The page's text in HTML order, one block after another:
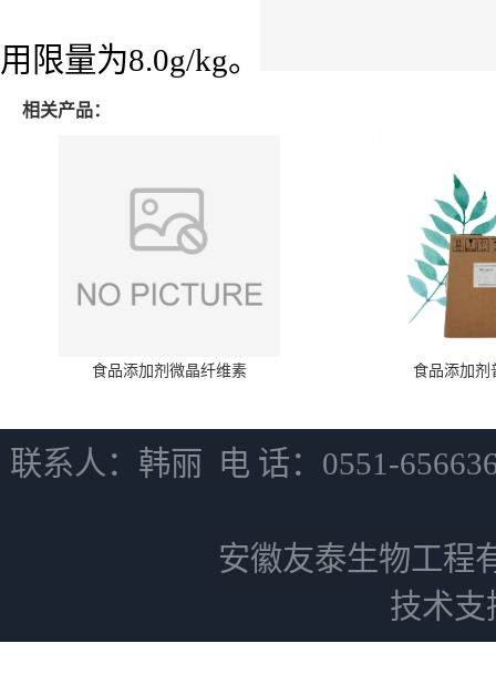
用限量为8.0g/kg。
相关产品：
食品添加剂微晶纤维素 食品添加剂
联系人：韩丽 电 话：0551-
安徽友泰生物工程
技术